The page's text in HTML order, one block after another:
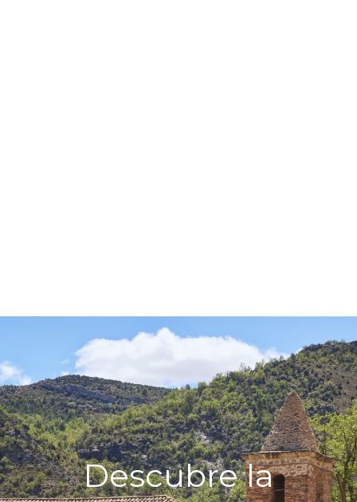
Descubre la